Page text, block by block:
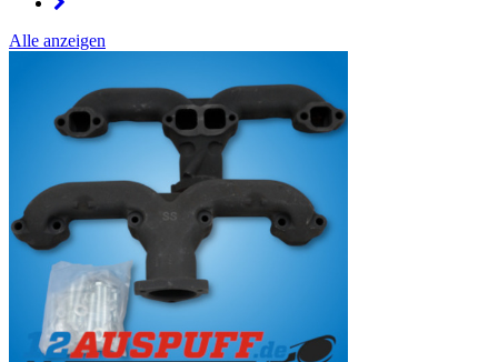
Alle anzeigen